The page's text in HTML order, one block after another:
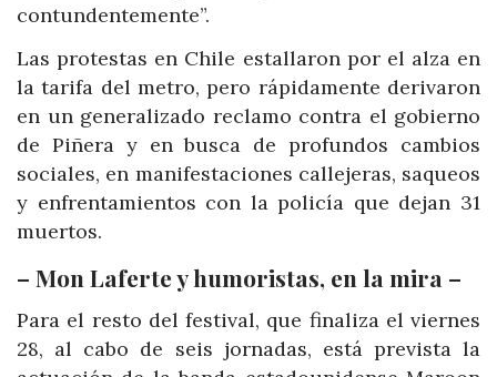
contundentemente”.
Las protestas en Chile estallaron por el alza en
la tarifa del metro, pero rápidamente derivaron
en un generalizado reclamo contra el gobierno
de Piñera y en busca de profundos cambios
sociales, en manifestaciones callejeras, saqueos
y enfrentamientos con la policía que dejan 31
muertos.
– Mon Laferte y humoristas, en la mira –
Para el resto del festival, que finaliza el viernes
28, al cabo de seis jornadas, está prevista la